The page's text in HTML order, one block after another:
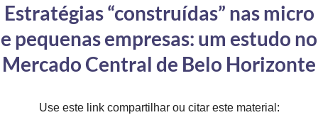
Controladoria-Geral da União
Ministério da Mulher, da Família e dos Direitos Humanos
Secretaria de Governo
Estratégias “construídas” nas micro
e pequenas empresas: um estudo no
Mercado Central de Belo Horizonte
Use este link compartilhar ou citar este material: